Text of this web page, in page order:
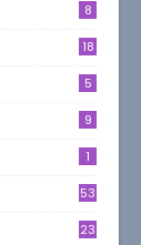
8
18
5
9
1
53
23